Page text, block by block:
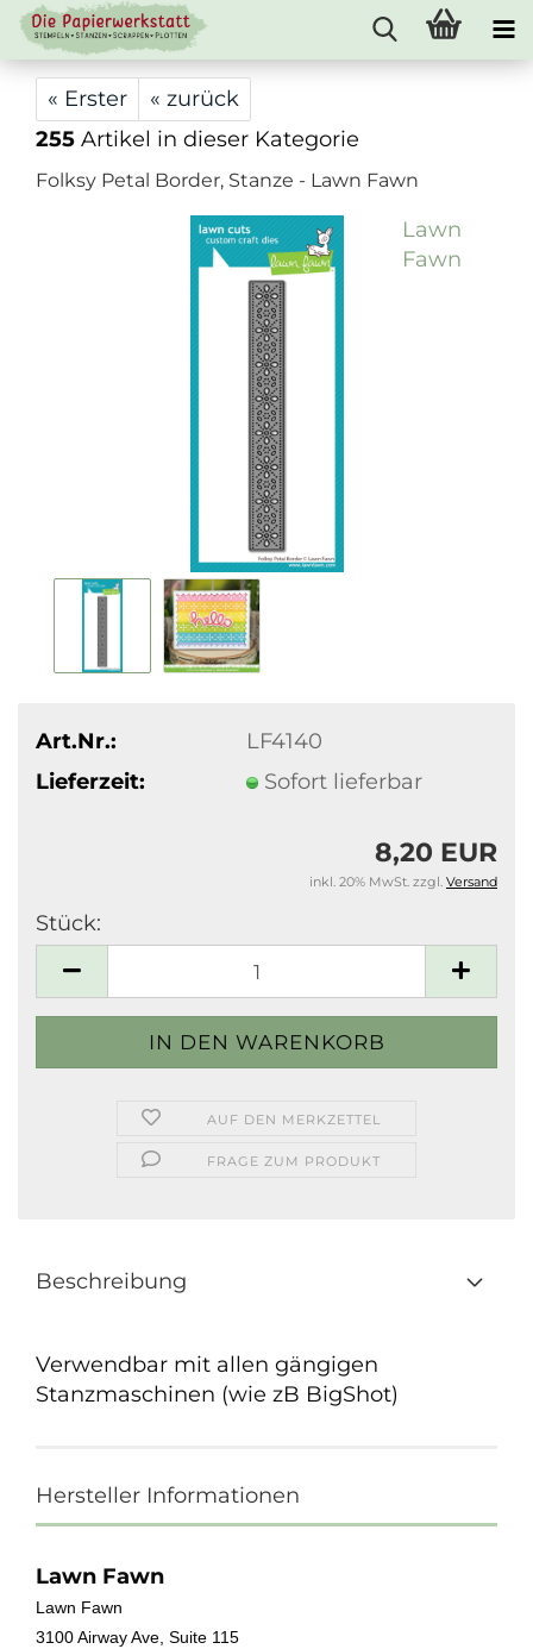
« Erster
« zurück
255 Artikel in dieser Kategorie
Folksy Petal Border, Stanze - Lawn Fawn
Lawn
Fawn
Art.Nr.:
LF4140
Lieferzeit:
Sofort lieferbar
8,20 EUR
inkl. 20% MwSt. zzgl. Versand
Stück:
AUF DEN MERKZETTEL
FRAGE ZUM PRODUKT
Beschreibung
Verwendbar mit allen gängigen
Stanzmaschinen (wie zB BigShot)
Hersteller Informationen
Lawn Fawn
Lawn Fawn
3100 Airway Ave, Suite 115